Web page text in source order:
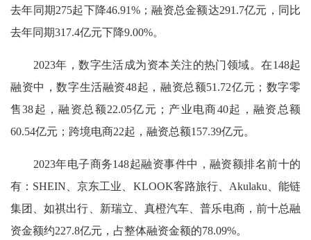
去年同期275起下降46.91%；融资总金额达291.7亿元，同比
去年同期317.4亿元下降9.00%。
2023年，数字生活成为资本关注的热门领域。在148起
融资中，数字生活融资48起，融资总额51.72亿元；数字零
售38起，融资总额22.05亿元；产业电商40起，融资总额
60.54亿元；跨境电商22起，融资总额157.39亿元。
2023年电子商务148起融资事件中，融资额排名前十的
有：SHEIN、京东工业、KLOOK客路旅行、Akulaku、能链
集团、如祺出行、新瑞立、真橙汽车、普乐电商，前十总融
资金额约227.8亿元，占整体融资金额的78.09%。